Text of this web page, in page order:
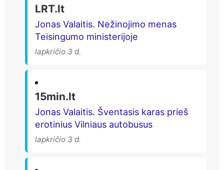
LRT.lt
Jonas Valaitis. Nežinojimo menas
Teisingumo ministerijoje
lapkričio 3 d.
15min.lt
Jonas Valaitis. Šventasis karas prieš
erotinius Vilniaus autobusus
lapkričio 3 d.